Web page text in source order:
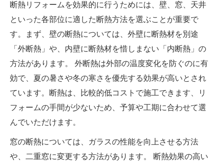
断熱リフォームを効果的に行うためには、壁、窓、天井
といった各部位に適した断熱方法を選ぶことが重要で
す。まず、壁の断熱については、外壁に断熱材を別途
「外断熱」や、内壁に断熱材を惜しまない「内断熱」の
方法があります。 外断熱は外部の温度変化を防ぐのに有
効で、夏の暑さや冬の寒さを優先する効果が高いとされ
ています。断熱は、比較的低コストで施工できます、リ
フォームの手間が少ないため、予算や工期に合わせて選
んでいただけます。
窓の断熱については、ガラスの性能を向上させる方法
や、二重窓に変更する方法があります。 断熱効果の高い